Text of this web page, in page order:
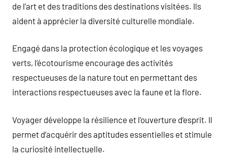
de l’art et des traditions des destinations visitées. Ils
aident à apprécier la diversité culturelle mondiale.
Engagé dans la protection écologique et les voyages
verts, l’écotourisme encourage des activités
respectueuses de la nature tout en permettant des
interactions respectueuses avec la faune et la flore.
Voyager développe la résilience et l’ouverture d’esprit. Il
permet d’acquérir des aptitudes essentielles et stimule
la curiosité intellectuelle.